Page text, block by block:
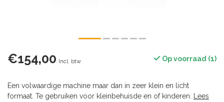
€154,00 Incl. btw Op voorraad (1)
Een volwaardige machine maar dan in zeer klein en licht
formaat. Te gebruiken voor kleinbehuisde en of kinderen.
Lees